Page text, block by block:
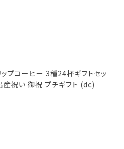
プコーヒー 3種24杯ギフトセッ
産祝い 御祝 プチギフト (dc)